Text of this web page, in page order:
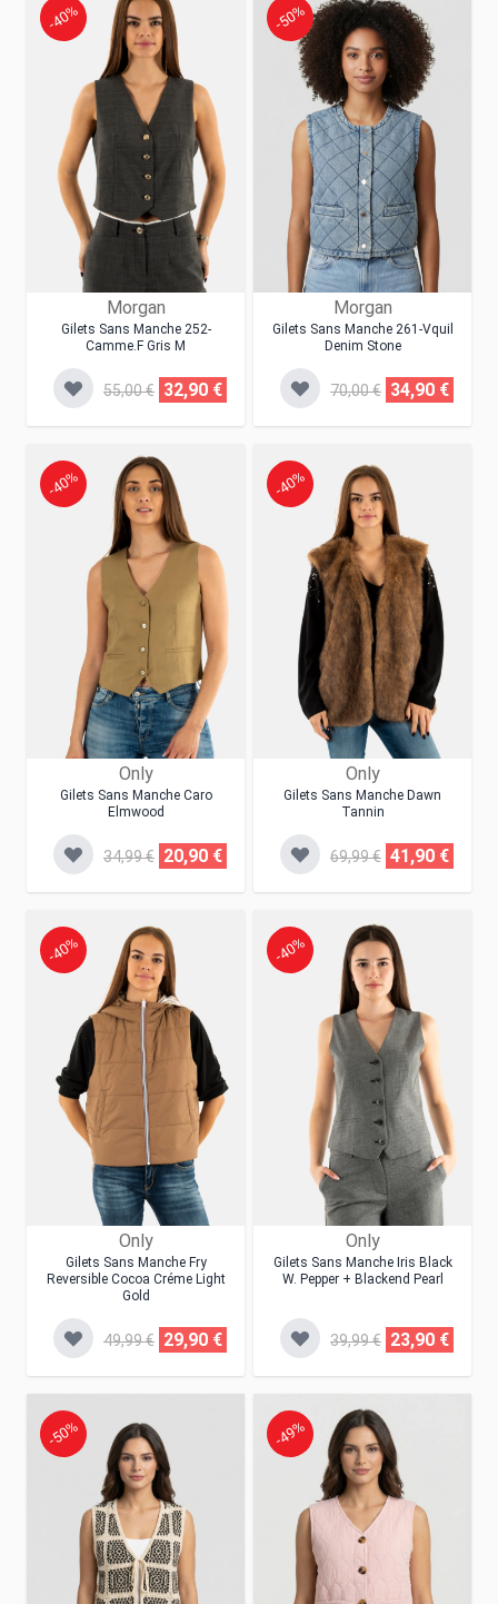
Morgan
Gilets Sans Manche 252-
Camme.f Gris M
-40%
55,00 € 32,90 €
Morgan
Gilets Sans Manche 261-Vquil
Denim Stone
-50%
70,00 € 34,90 €
Only
Gilets Sans Manche Caro
Elmwood
-40%
34,99 € 20,90 €
Only
Gilets Sans Manche Dawn
Tannin
-40%
69,99 € 41,90 €
Only
Gilets Sans Manche Fry
Reversible Cocoa Créme Light
Gold
-40%
49,99 € 29,90 €
Only
Gilets Sans Manche Iris Black
W. Pepper + Blackend Pearl
-40%
39,99 € 23,90 €
-50% -49%